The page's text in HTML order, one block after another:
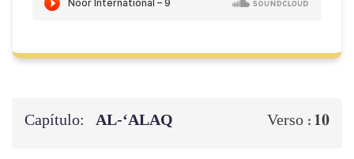
Capítulo: AL‑‘ALAQ Verso : 10